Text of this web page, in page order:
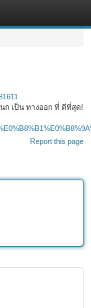
ก เป็น ทางออก ที่ ดีที่สุด!
Report this page